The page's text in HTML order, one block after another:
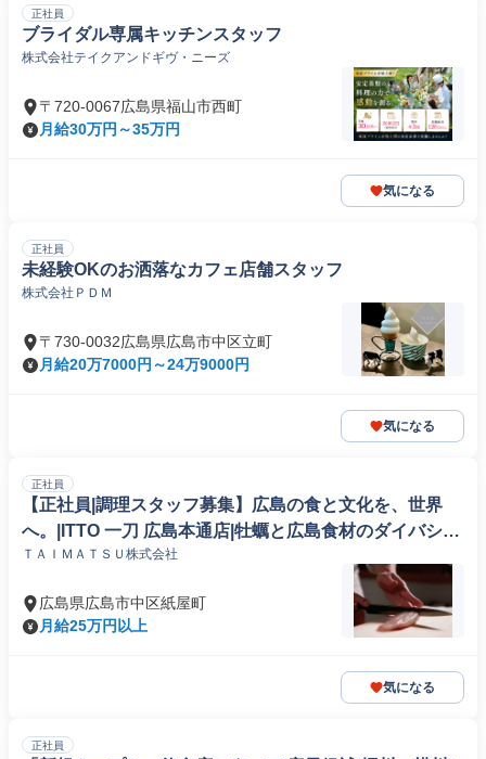
正社員
ブライダル専属キッチンスタッフ
株式会社テイクアンドギヴ・ニーズ
〒720-0067広島県福山市西町
月給30万円～35万円
気になる
正社員
未経験OKのお洒落なカフェ店舗スタッフ
株式会社ＰＤＭ
〒730-0032広島県広島市中区立町
月給20万7000円～24万9000円
気になる
正社員
【正社員|調理スタッフ募集】広島の食と文化を、世界
へ。|ITTO 一刀 広島本通店|牡蠣と広島食材のダイバシテ
ィレストラン|オープニングスタッフ募集
ＴＡＩＭＡＴＳＵ株式会社
広島県広島市中区紙屋町
月給25万円以上
気になる
正社員